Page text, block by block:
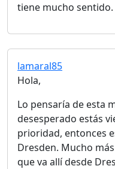
tiene mucho sentido.
lamaral85
Hola,
Lo pensaría de esta
desesperado estás
prioridad, entonces
Dresden. Mucho
que va allí desde